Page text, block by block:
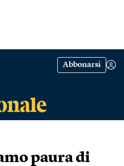
Abbonarsi
paura di